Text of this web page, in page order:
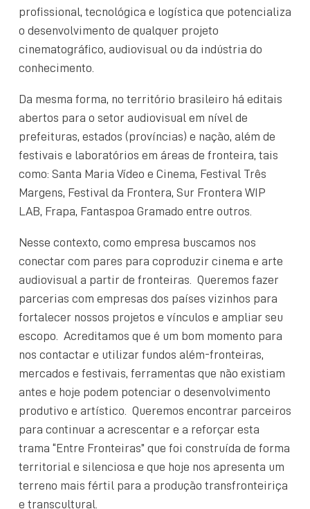
profissional, tecnológica e logística que potencializa
o desenvolvimento de qualquer projeto
cinematográfico, audiovisual ou da indústria do
conhecimento.
Da mesma forma, no território brasileiro há editais
abertos para o setor audiovisual em nível de
prefeituras, estados (províncias) e nação, além de
festivais e laboratórios em áreas de fronteira, tais
como: Santa Maria Vídeo e Cinema, Festival Três
Margens, Festival da Frontera, Sur Frontera WIP
LAB, Frapa, Fantaspoa Gramado entre outros.
Nesse contexto, como empresa buscamos nos
conectar com pares para coproduzir cinema e arte
audiovisual a partir de fronteiras. Queremos fazer
parcerias com empresas dos países vizinhos para
fortalecer nossos projetos e vínculos e ampliar seu
escopo. Acreditamos que é um bom momento para
nos contactar e utilizar fundos além-fronteiras,
mercados e festivais, ferramentas que não existiam
antes e hoje podem potenciar o desenvolvimento
produtivo e artístico. Queremos encontrar parceiros
para continuar a acrescentar e a reforçar esta
trama “Entre Fronteiras” que foi construída de forma
territorial e silenciosa e que hoje nos apresenta um
terreno mais fértil para a produção transfronteiriça
e transcultural.